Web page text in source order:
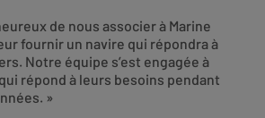
de nous associer à Marine
fournir un navire qui répondra à
Notre équipe s’est engagée à
répond à leurs besoins pendant
»